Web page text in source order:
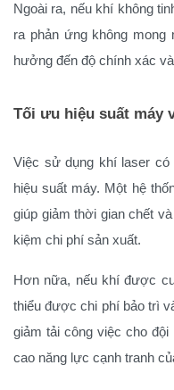
Ngoài ra, nếu khí không
ra phản ứng không mong
hưởng đến độ chính xác
Tối ưu hiệu suất máy
Việc sử dụng khí laser có
hiệu suất máy. Một hệ
giúp giảm thời gian chết
kiệm chi phí sản xuất.
Hơn nữa, nếu khí được
thiểu được chi phí bảo trì
giảm tải công việc cho
cao năng lực cạnh tranh